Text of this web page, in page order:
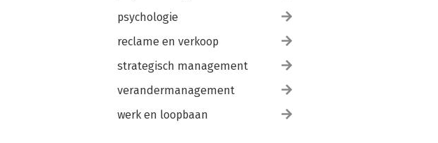
psychologie
reclame en verkoop
strategisch management
verandermanagement
werk en loopbaan